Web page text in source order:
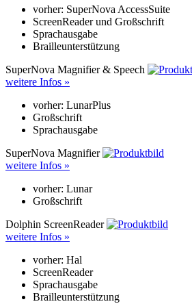
vorher: SuperNova AccessSuite
ScreenReader und Großschrift
Sprachausgabe
Brailleunterstützung
SuperNova Magnifier & Speech
weitere Infos »
vorher: LunarPlus
Großschrift
Sprachausgabe
SuperNova Magnifier
weitere Infos »
vorher: Lunar
Großschrift
Dolphin ScreenReader
weitere Infos »
vorher: Hal
ScreenReader
Sprachausgabe
Brailleunterstützung